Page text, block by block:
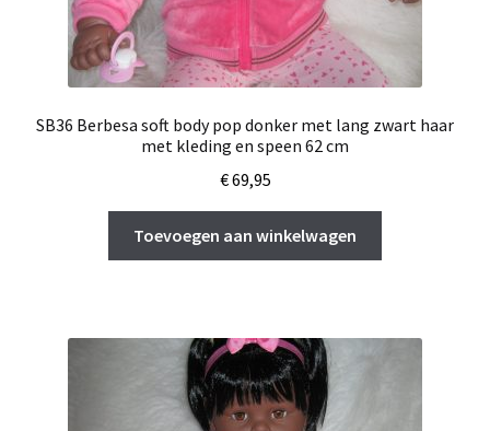
SB36 Berbesa soft body pop donker met lang zwart haar
met kleding en speen 62 cm
€69,95
Toevoegen aan winkelwagen